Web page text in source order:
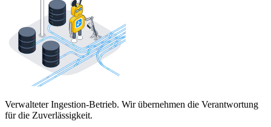
Verwalteter Ingestion-Betrieb. Wir übernehmen die Verantwortung
für die Zuverlässigkeit.